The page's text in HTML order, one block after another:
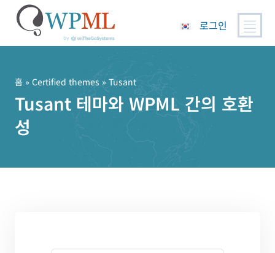
로그인
홈 » Certified themes » Tusant
Tusant 테마와 WPML 간의 호환
성